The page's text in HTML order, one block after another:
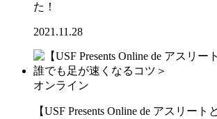
た！
2021.11.28
オンライン
【USF Presents Online de アスリー